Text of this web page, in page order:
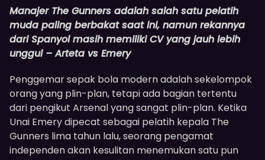
Manajer The Gunners adalah salah satu pelatih
muda paling berbakat saat ini, namun rekannya
dari Spanyol masih memiliki CV yang jauh lebih
unggul – Arteta vs Emery
Penggemar sepak bola modern adalah sekelompok
orang yang plin-plan, tetapi ada bagian tertentu
dari pengikut Arsenal yang sangat plin-plan. Ketika
Unai Emery dipecat sebagai pelatih kepala The
Gunners lima tahun lalu, seorang pengamat
independen akan kesulitan menemukan satu pun